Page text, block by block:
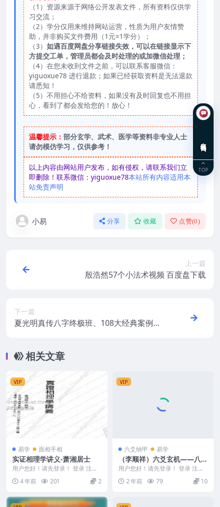
（1）资源来源于网络公开发表文件，所有资料仅供学
习交流；
（2）学分仅用来维持网站运营，性质为用户友情赞
助，并非购买文件费用（1元=1学分）；
（3） 如遇百度网盘分享链接失效，可以在链接显示下
方提交工单，管理员都会及时处理的或加微信处理；
（4）在您未收到文件之前，可以联系客服微信：
yiguoxue78 进行退款；如果已经获取资料是无法退款
请悉知！
（5）不用担心不给资料，如果没有及时回复也不用担
心，看到了都会发给您的！放心！
温馨提示： 部分玄学、武术、医学等资料非专业人士
请勿模仿学习，仅供参考！
以上内容由网站用户发布，如有侵权，请联系我们立
即删除！联系微信：yiguoxue78本站所有内容适用本
站免责声明
小易 分享 收藏 点赞(0)
上一篇
殷浩然57个小法术视频 百度盘下载
下一篇
夏光明真传八字终极班、108大经典案例集p
相关文章
VIP
易学 面相手相
实证相理学讲义-萧湘居士
用户您好！请先登录！ 登录 注册
编号：D22671 台湾看相大师萧湘
居士实证相...
4 年前 201 2
VIP
六爻纳甲 易学
（李顺祥）六爻玄机——八卦
推断详解.pdf
用户您好！请先登录！ 登录 注册
（李顺祥）六爻玄机——八卦推断
详解.pdf 2...
2 年前 79 10
TOP